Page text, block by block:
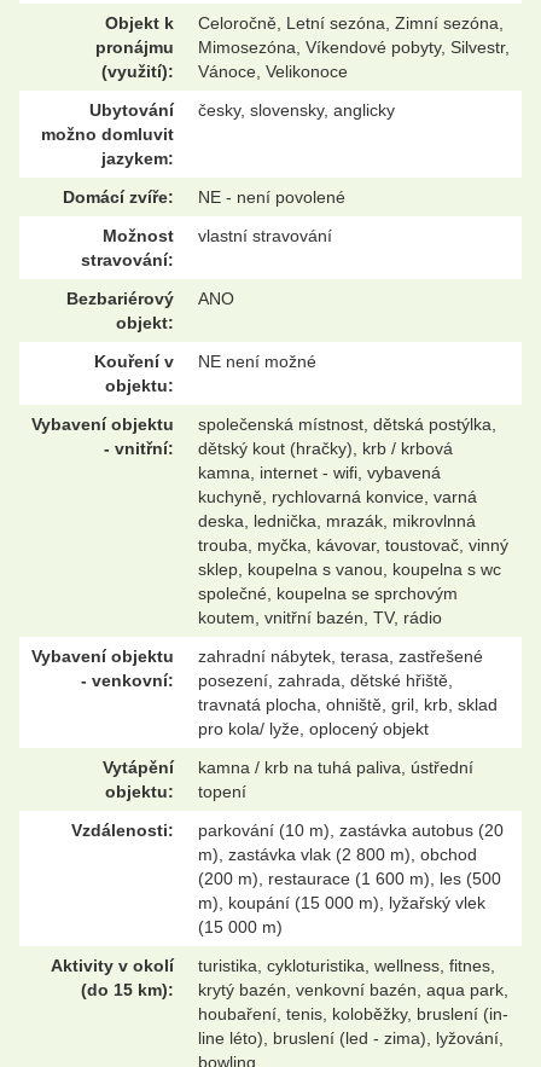
Objekt k
pronájmu
(využití):
Celoročně, Letní sezóna, Zimní sezóna,
Mimosezóna, Víkendové pobyty, Silvestr,
Vánoce, Velikonoce
Ubytování
možno domluvit
jazykem:
česky, slovensky, anglicky
Domácí zvíře:
NE - není povolené
Možnost
stravování:
vlastní stravování
Bezbariérový
objekt:
ANO
Kouření v
objektu:
NE není možné
Vybavení objektu
- vnitřní:
společenská místnost, dětská postýlka,
dětský kout (hračky), krb / krbová
kamna, internet - wifi, vybavená
kuchyně, rychlovarná konvice, varná
deska, lednička, mrazák, mikrovlnná
trouba, myčka, kávovar, toustovač, vinný
sklep, koupelna s vanou, koupelna s wc
společné, koupelna se sprchovým
koutem, vnitřní bazén, TV, rádio
Vybavení objektu
- venkovní:
zahradní nábytek, terasa, zastřešené
posezení, zahrada, dětské hřiště,
travnatá plocha, ohniště, gril, krb, sklad
pro kola/ lyže, oplocený objekt
Vytápění
objektu:
kamna / krb na tuhá paliva, ústřední
topení
Vzdálenosti:
parkování (10 m), zastávka autobus (20
m), zastávka vlak (2 800 m), obchod
(200 m), restaurace (1 600 m), les (500
m), koupání (15 000 m), lyžařský vlek
(15 000 m)
Aktivity v okolí
(do 15 km):
turistika, cykloturistika, wellness, fitnes,
krytý bazén, venkovní bazén, aqua park,
houbaření, tenis, koloběžky, bruslení (in-
line léto), bruslení (led - zima), lyžování,
bowling